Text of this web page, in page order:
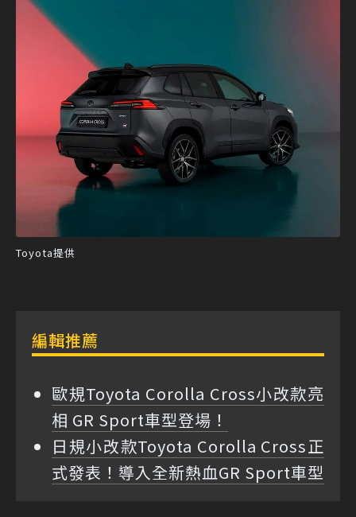
Toyota提供
編輯推薦
歐規Toyota Corolla Cross小改款亮
相 GR Sport車型登場！
日規小改款Toyota Corolla Cross正
式發表！導入全新熱血GR Sport車型